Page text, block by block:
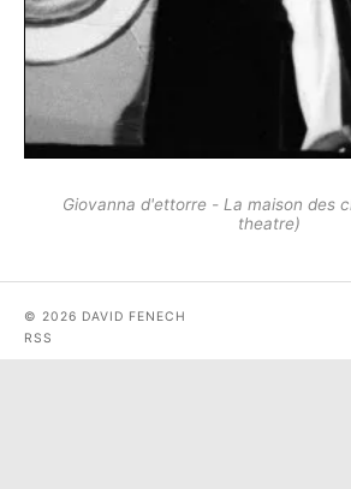
Giovanna d'ettorre - La maison des
theatre)
© 2026 DAVID FENECH
RSS